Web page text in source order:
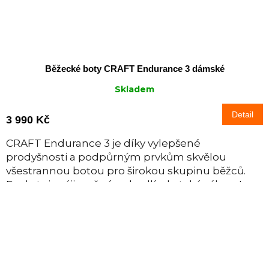
Běžecké boty CRAFT Endurance 3 dámské
Skladem
3 990 Kč Detail
CRAFT Endurance 3 je díky vylepšené
prodyšnosti a podpůrným prvkům skvělou
všestrannou botou pro širokou skupinu běžců.
Poskytuje výjimečné pohodlí, ale také výkon. I